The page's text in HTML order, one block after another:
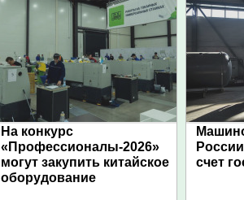
На конкурс
«Профессионалы-2026»
могут закупить китайское
оборудование
счет